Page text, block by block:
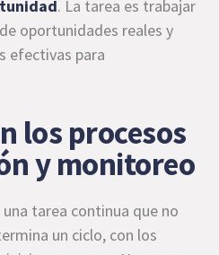
. La tarea es trabajar
oportunidades reales y
efectivas para
los procesos
y monitoreo
tarea continua que no
un ciclo, con los